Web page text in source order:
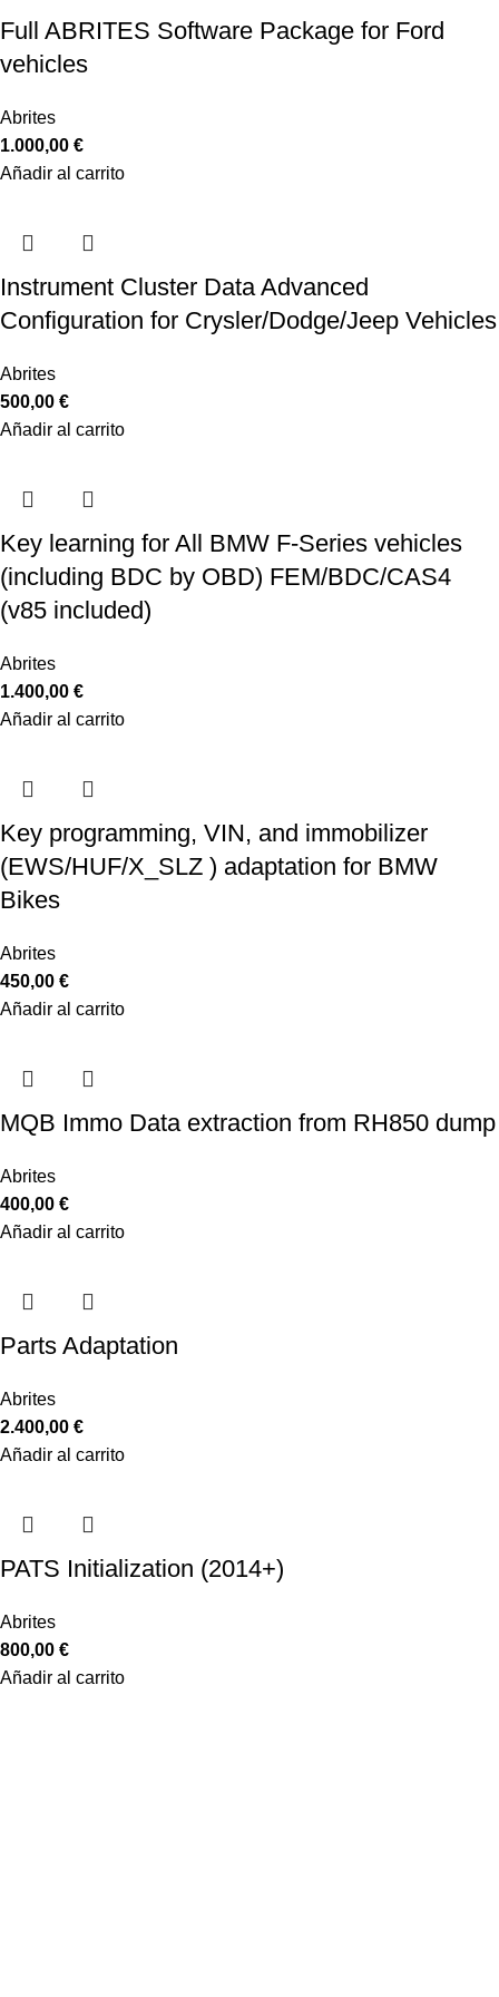
Full ABRITES Software Package for Ford
vehicles
Abrites
1.000,00 €
Añadir al carrito
Instrument Cluster Data Advanced
Configuration for Crysler/Dodge/Jeep Vehicles
Abrites
500,00 €
Añadir al carrito
Key learning for All BMW F-Series vehicles
(including BDC by OBD) FEM/BDC/CAS4
(v85 included)
Abrites
1.400,00 €
Añadir al carrito
Key programming, VIN, and immobilizer
(EWS/HUF/X_SLZ ) adaptation for BMW
Bikes
Abrites
450,00 €
Añadir al carrito
MQB Immo Data extraction from RH850 dump
Abrites
400,00 €
Añadir al carrito
Parts Adaptation
Abrites
2.400,00 €
Añadir al carrito
PATS Initialization (2014+)
Abrites
800,00 €
Añadir al carrito